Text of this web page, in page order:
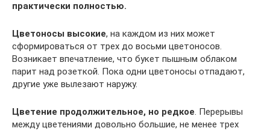
практически полностью.
Цветоносы высокие, на каждом из них может
сформироваться от трех до восьми цветоносов.
Возникает впечатление, что букет пышным облаком
парит над розеткой. Пока одни цветоносы отпадают,
другие уже вылезают наружу.
Цветение продолжительное, но редкое. Перерывы
между цветениями довольно большие, не менее трех